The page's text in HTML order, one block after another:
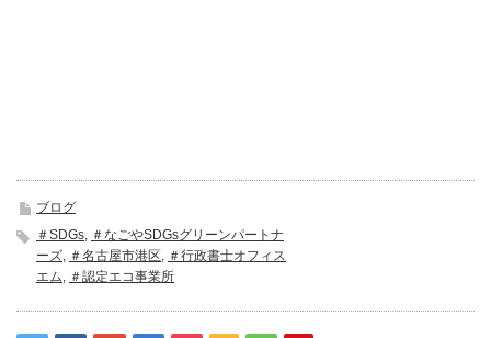
ブログ
＃SDGs, ＃なごやSDGsグリーンパートナ
ーズ, ＃名古屋市港区, ＃行政書士オフィス
エム, ＃認定エコ事業所